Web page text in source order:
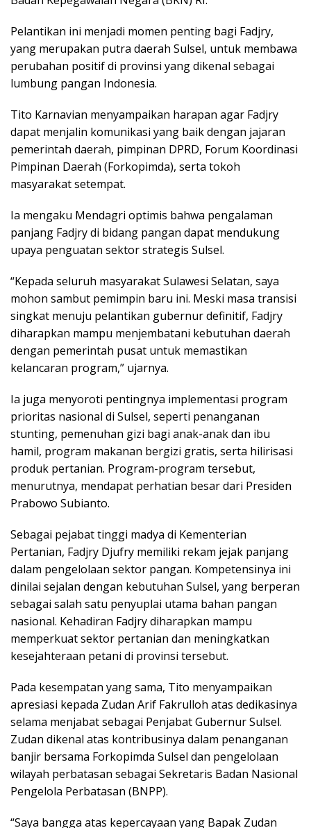
Pelantikan ini menjadi momen penting bagi Fadjry,
yang merupakan putra daerah Sulsel, untuk membawa
perubahan positif di provinsi yang dikenal sebagai
lumbung pangan Indonesia.
Tito Karnavian menyampaikan harapan agar Fadjry
dapat menjalin komunikasi yang baik dengan jajaran
pemerintah daerah, pimpinan DPRD, Forum Koordinasi
Pimpinan Daerah (Forkopimda), serta tokoh
masyarakat setempat.
Ia mengaku Mendagri optimis bahwa pengalaman
panjang Fadjry di bidang pangan dapat mendukung
upaya penguatan sektor strategis Sulsel.
“Kepada seluruh masyarakat Sulawesi Selatan, saya
mohon sambut pemimpin baru ini. Meski masa transisi
singkat menuju pelantikan gubernur definitif, Fadjry
diharapkan mampu menjembatani kebutuhan daerah
dengan pemerintah pusat untuk memastikan
kelancaran program,” ujarnya.
Ia juga menyoroti pentingnya implementasi program
prioritas nasional di Sulsel, seperti penanganan
stunting, pemenuhan gizi bagi anak-anak dan ibu
hamil, program makanan bergizi gratis, serta hilirisasi
produk pertanian. Program-program tersebut,
menurutnya, mendapat perhatian besar dari Presiden
Prabowo Subianto.
Sebagai pejabat tinggi madya di Kementerian
Pertanian, Fadjry Djufry memiliki rekam jejak panjang
dalam pengelolaan sektor pangan. Kompetensinya ini
dinilai sejalan dengan kebutuhan Sulsel, yang berperan
sebagai salah satu penyuplai utama bahan pangan
nasional. Kehadiran Fadjry diharapkan mampu
memperkuat sektor pertanian dan meningkatkan
kesejahteraan petani di provinsi tersebut.
Pada kesempatan yang sama, Tito menyampaikan
apresiasi kepada Zudan Arif Fakrulloh atas dedikasinya
selama menjabat sebagai Penjabat Gubernur Sulsel.
Zudan dikenal atas kontribusinya dalam penanganan
banjir bersama Forkopimda Sulsel dan pengelolaan
wilayah perbatasan sebagai Sekretaris Badan Nasional
Pengelola Perbatasan (BNPP).
“Saya bangga atas kepercayaan yang Bapak Zudan